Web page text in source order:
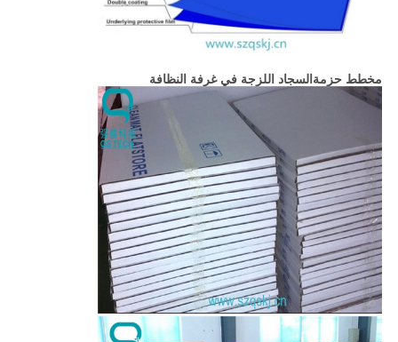
مخطط حزمة السجاد اللزجة في غرفة النظافة